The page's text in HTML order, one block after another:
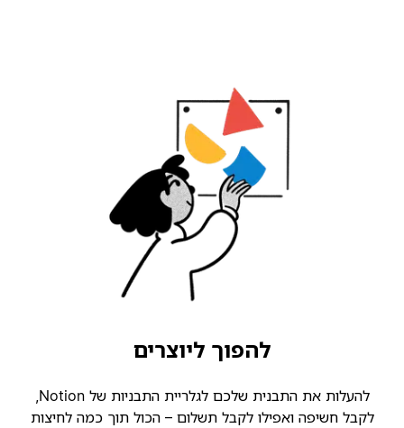
להפוך ליוצרים
להעלות את התבנית שלכם לגלריית התבניות של Notion,
לקבל חשיפה ואפילו לקבל תשלום – הכול תוך כמה לחיצות